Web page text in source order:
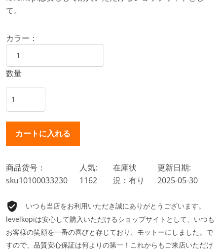
て。
カラー：
数量
商品货号：
sku10100033230
人気:
1162
在庫状
況：有り
更新日期:
2025-05-30
いつも当店をお利用いただき誠にありがとうございます。
levelkopiは安心して購入いただけるショップサイトとして、いつも
お客様の笑顔を一番の喜びと存じており、モットーにしました。で
すので、品質安心保証は何よりの第一！これからもご来店いただけ